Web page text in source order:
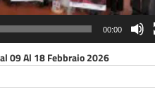
00:00
09 Al 18 Febbraio 2026